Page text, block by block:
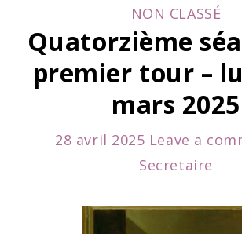
CATEGORIES
NON CLASSÉ
Quatorzième
premier tour –
mars 2025
28 avril 2025 Leave a
Secretaire